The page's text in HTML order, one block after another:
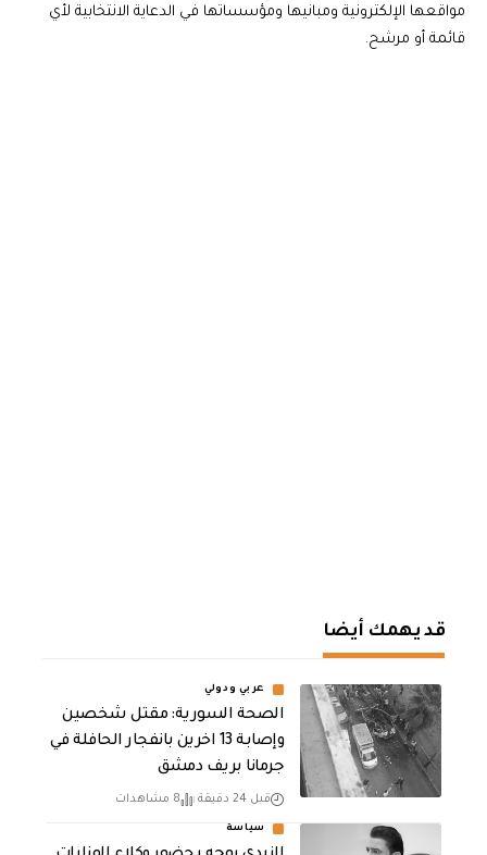
مواقعها الإلكترونية ومبانيها ومؤسساتها في الدعاية الانتخابية لأي
قائمة أو مرشح.
قد يهمك أيضا
عربي ودولي
الصحة السورية: مقتل شخصين
وإصابة 13 اخرين بانفجار الحافلة في
جرمانا بريف دمشق
قبل 24 دقيقة 8 مشاهدات
سياسة